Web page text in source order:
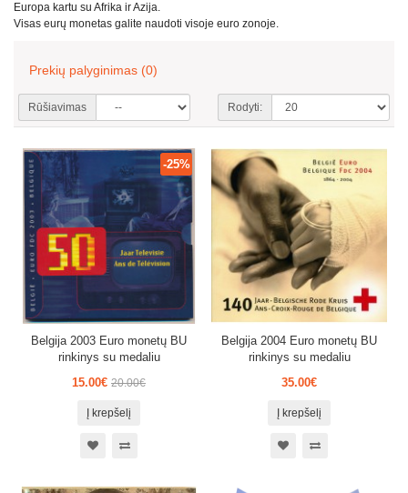
Europa kartu su Afrika ir Azija.
Visas eurų monetas galite naudoti visoje euro zonoje.
Prekių palyginimas (0)
Rūšiavimas Rodyti:
Belgija 2003 Euro monetų BU
rinkinys su medaliu
15.00€ 20.00€
-25%
Į krepšelį
Belgija 2004 Euro monetų BU
rinkinys su medaliu
35.00€
Į krepšelį